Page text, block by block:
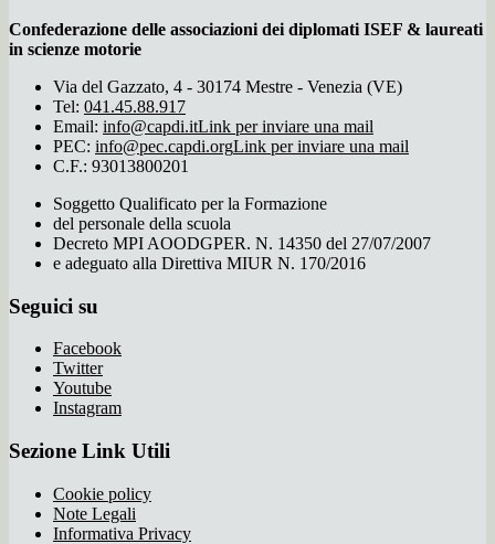
Confederazione delle associazioni dei diplomati ISEF & laureati
in scienze motorie
Via del Gazzato, 4 - 30174 Mestre - Venezia (VE)
Tel: 041.45.88.917
Email: info@capdi.itLink per inviare una mail
PEC: info@pec.capdi.orgLink per inviare una mail
C.F.: 93013800201
Soggetto Qualificato per la Formazione
del personale della scuola
Decreto MPI AOODGPER. N. 14350 del 27/07/2007
e adeguato alla Direttiva MIUR N. 170/2016
Seguici su
Facebook
Twitter
Youtube
Instagram
Sezione Link Utili
Cookie policy
Note Legali
Informativa Privacy